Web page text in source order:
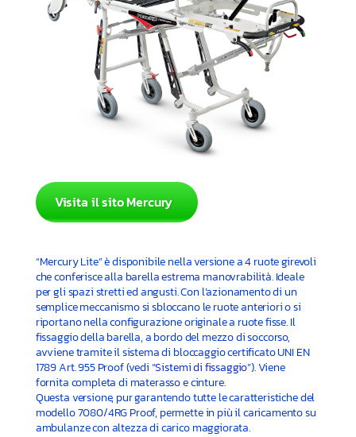
Visita il sito Mercury
“Mercury Lite” è disponibile nella versione a 4 ruote girevoli
che conferisce alla barella estrema manovrabilità. Ideale
per gli spazi stretti ed angusti. Con l’azionamento di un
semplice meccanismo si sbloccano le ruote anteriori o si
riportano nella configurazione originale a ruote fisse. Il
fissaggio della barella, a bordo del mezzo di soccorso,
avviene tramite il sistema di bloccaggio certificato UNI EN
1789 Art. 955 Proof (vedi “Sistemi di fissaggio”). Viene
fornita completa di materasso e cinture.
Questa versione, pur garantendo tutte le caratteristiche del
modello 7080/4RG Proof, permette in più il caricamento su
ambulanze con altezza di carico maggiorata.